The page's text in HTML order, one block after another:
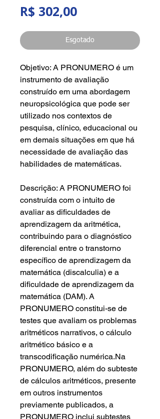
R$ 302,00Preço
Esgotado
Objetivo: A PRONUMERO é um
instrumento de avaliação
construído em uma abordagem
neuropsicológica que pode ser
utilizado nos contextos de
pesquisa, clínico, educacional ou
em demais situações em que há
necessidade de avaliação das
habilidades de matemáticas.
Descrição: A PRONUMERO foi
construída com o intuito de
avaliar as dificuldades de
aprendizagem da aritmética,
contribuindo para o diagnóstico
diferencial entre o transtorno
específico de aprendizagem da
matemática (discalculia) e a
dificuldade de aprendizagem da
matemática (DAM). A
PRONUMERO constitui-se de
testes que avaliam os problemas
aritméticos narrativos, o cálculo
aritmético básico e a
transcodificação numérica.Na
PRONUMERO, além do subteste
de cálculos aritméticos, presente
em outros instrumentos
previamente publicados, a
PRONUMERO inclui subtestes